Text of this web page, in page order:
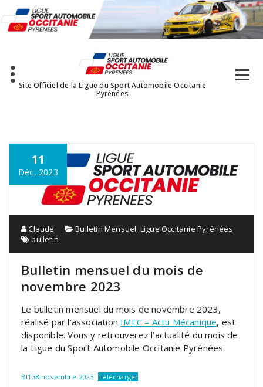
au
contenu
Site Officiel de la Ligue du Sport Automobile Occitanie
Pyrénées
11
Déc, 2023
Claude Bulletin Mensuel Ligue Occitanie Pyrénées
bulletin
Bulletin mensuel du mois de
novembre 2023
Le bulletin mensuel du mois de novembre 2023,
réalisé par l’association IMEC – Actu Mécanique, est
disponible. Vous y retrouverez l’actualité du mois de
la Ligue du Sport Automobile Occitanie Pyrénées.
BI138-novembre-2023 Télécharger